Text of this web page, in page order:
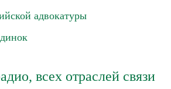
адвокатуры
всех отраслей связи